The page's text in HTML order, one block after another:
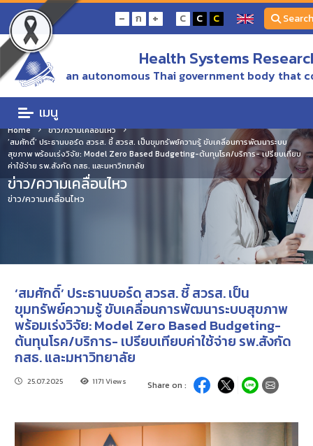
- ก + C C C Search
Health Systems
an autonomous Thai government body that
เมนู
Home
ข่าว/ความเคลื่อนไหว
‘สมศักดิ์’ ประธานบอร์ด สวรส. ชี้ สวรส. เป็นขุมทรัพย์ความรู้ ขับเคลื่อนการพัฒนาระบบ
สุขภาพ พร้อมเร่งวิจัย: Model Zero Based Budgeting-ต้นทุนโรค/บริการ- เปรียบเทียบ
ค่าใช้จ่าย รพ.สังกัด กสธ. และมหาวิทยาลัย
ข่าว/ความเคลื่อนไหว
ข่าว/ความเคลื่อนไหว
‘สมศักดิ์’ ประธานบอร์ด สวรส. ชี้ สวรส. เป็น
ขุมทรัพย์ความรู้ ขับเคลื่อนการพัฒนาระบบสุขภาพ
พร้อมเร่งวิจัย: Model Zero Based Budgeting-
ต้นทุนโรค/บริการ- เปรียบเทียบค่าใช้จ่าย รพ.สังกัด
กสธ. และมหาวิทยาลัย
25.07.2025 1171 Views Share on :